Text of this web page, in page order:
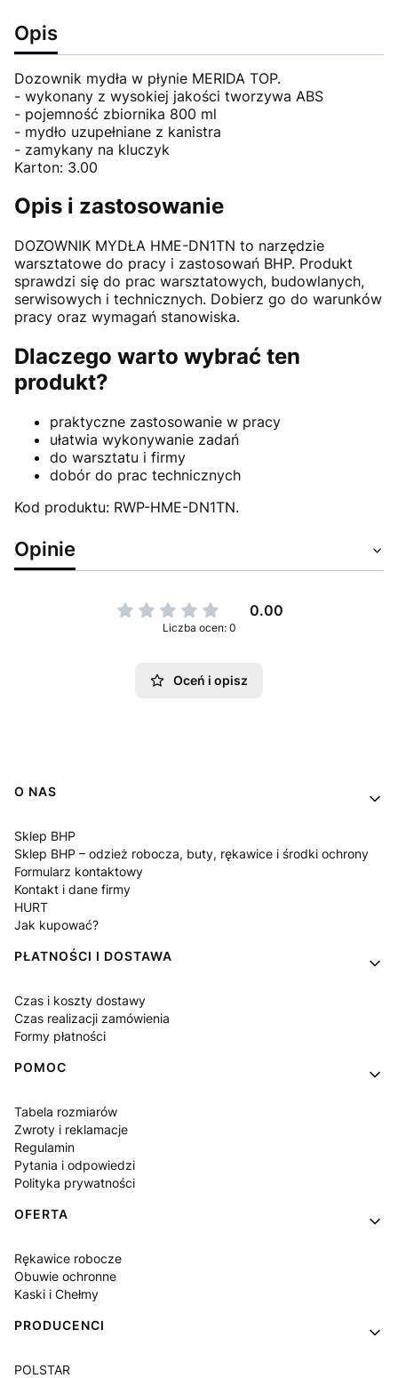
Opis
Dozownik mydła w płynie MERIDA TOP.
- wykonany z wysokiej jakości tworzywa ABS
- pojemność zbiornika 800 ml
- mydło uzupełniane z kanistra
- zamykany na kluczyk
Karton: 3.00
Opis i zastosowanie
DOZOWNIK MYDŁA HME-DN1TN to narzędzie
warsztatowe do pracy i zastosowań BHP. Produkt
sprawdzi się do prac warsztatowych, budowlanych,
serwisowych i technicznych. Dobierz go do warunków
pracy oraz wymagań stanowiska.
Dlaczego warto wybrać ten
produkt?
praktyczne zastosowanie w pracy
ułatwia wykonywanie zadań
do warsztatu i firmy
dobór do prac technicznych
Kod produktu: RWP-HME-DN1TN.
Opinie
0.00
Liczba ocen: 0
Oceń i opisz
Linki w stopce
O NAS
Sklep BHP
Sklep BHP – odzież robocza, buty, rękawice i środki ochrony
Formularz kontaktowy
Kontakt i dane firmy
HURT
Jak kupować?
PŁATNOŚCI I DOSTAWA
Czas i koszty dostawy
Czas realizacji zamówienia
Formy płatności
POMOC
Tabela rozmiarów
Zwroty i reklamacje
Regulamin
Pytania i odpowiedzi
Polityka prywatności
OFERTA
Rękawice robocze
Obuwie ochronne
Kaski i Chełmy
PRODUCENCI
POLSTAR